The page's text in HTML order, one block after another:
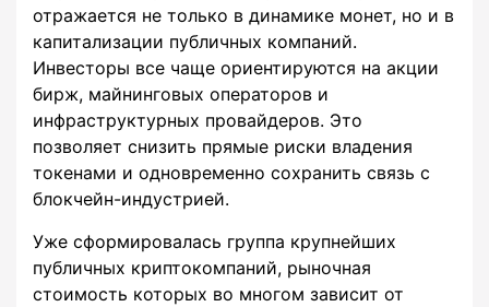
отражается не только в динамике монет, но и в
капитализации публичных компаний.
Инвесторы все чаще ориентируются на акции
бирж, майнинговых операторов и
инфраструктурных провайдеров. Это
позволяет снизить прямые риски владения
токенами и одновременно сохранить связь с
блокчейн-индустрией.
Уже сформировалась группа крупнейших
публичных криптокомпаний, рыночная
стоимость которых во многом зависит от